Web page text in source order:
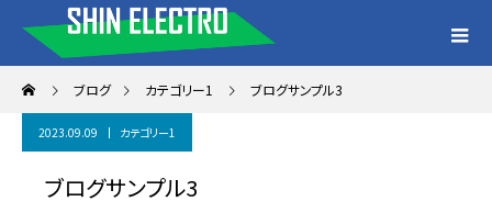
ブログ カテゴリー1 ブログサンプル3
2023.09.09 カテゴリー1
ブログサンプル3